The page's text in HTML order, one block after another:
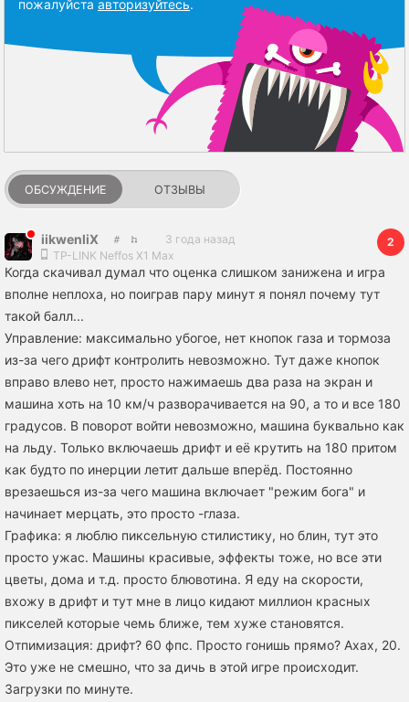
пожалуйста авторизуйтесь.
ОБСУЖДЕНИЕ ОТЗЫВЫ
iikwenliX
3 года назад
TP-LINK Neffos X1 Max
2
Когда скачивал думал что оценка слишком занижена и игра
вполне неплоха, но поиграв пару минут я понял почему тут
такой балл...
Управление: максимально убогое, нет кнопок газа и тормоза
из-за чего дрифт контролить невозможно. Тут даже кнопок
вправо влево нет, просто нажимаешь два раза на экран и
машина хоть на 10 км/ч разворачивается на 90, а то и все 180
градусов. В поворот войти невозможно, машина буквально как
на льду. Только включаешь дрифт и её крутить на 180 притом
как будто по инерции летит дальше вперёд. Постоянно
врезаешься из-за чего машина включает "режим бога" и
начинает мерцать, это просто -глаза.
Графика: я люблю пиксельную стилистику, но блин, тут это
просто ужас. Машины красивые, эффекты тоже, но все эти
цветы, дома и т.д. просто блювотина. Я еду на скорости,
вхожу в дрифт и тут мне в лицо кидают миллион красных
пикселей которые чемь ближе, тем хуже становятся.
Отпимизация: дрифт? 60 фпс. Просто гонишь прямо? Ахах, 20.
Это уже не смешно, что за дичь в этой игре происходит.
Загрузки по минуте.